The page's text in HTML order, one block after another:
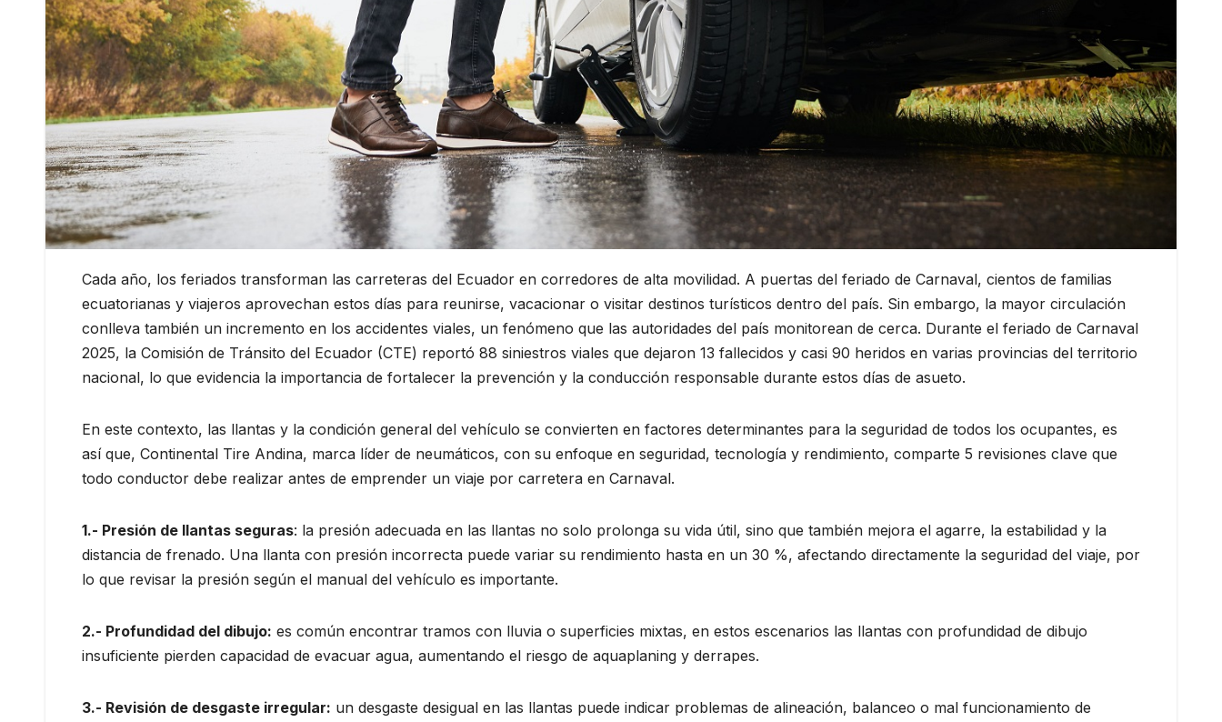
Cada año, los feriados transforman las carreteras del Ecuador en corredores de alta movilidad. A puertas del feriado de Carnaval, cientos de familias
ecuatorianas y viajeros aprovechan estos días para reunirse, vacacionar o visitar destinos turísticos dentro del país. Sin embargo, la mayor circulación
conlleva también un incremento en los accidentes viales, un fenómeno que las autoridades del país monitorean de cerca. Durante el feriado de Carnaval
2025, la Comisión de Tránsito del Ecuador (CTE) reportó 88 siniestros viales que dejaron 13 fallecidos y casi 90 heridos en varias provincias del territorio
nacional, lo que evidencia la importancia de fortalecer la prevención y la conducción responsable durante estos días de asueto.
En este contexto, las llantas y la condición general del vehículo se convierten en factores determinantes para la seguridad de todos los ocupantes, es
así que, Continental Tire Andina, marca líder de neumáticos, con su enfoque en seguridad, tecnología y rendimiento, comparte 5 revisiones clave que
todo conductor debe realizar antes de emprender un viaje por carretera en Carnaval.
1.- Presión de llantas seguras: la presión adecuada en las llantas no solo prolonga su vida útil, sino que también mejora el agarre, la estabilidad y la
distancia de frenado. Una llanta con presión incorrecta puede variar su rendimiento hasta en un 30 %, afectando directamente la seguridad del viaje, por
lo que revisar la presión según el manual del vehículo es importante.
2.- Profundidad del dibujo: es común encontrar tramos con lluvia o superficies mixtas, en estos escenarios las llantas con profundidad de dibujo
insuficiente pierden capacidad de evacuar agua, aumentando el riesgo de aquaplaning y derrapes.
3.- Revisión de desgaste irregular: un desgaste desigual en las llantas puede indicar problemas de alineación, balanceo o mal funcionamiento de